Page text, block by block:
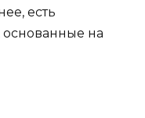
есть
на